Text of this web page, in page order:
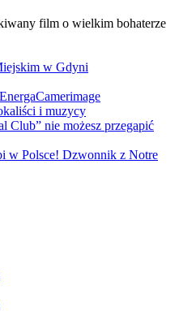
film o wielkim bohaterze
w Gdyni
i muzycy
Club” nie możesz przegapić
w Polsce! Dzwonnik z Notre